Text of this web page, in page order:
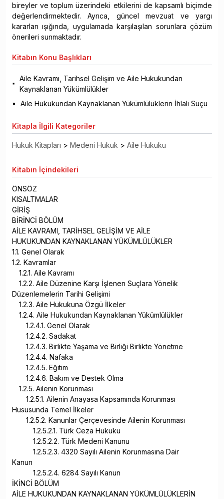
bireyler ve toplum üzerindeki etkilerini de kapsamlı biçimde
değerlendirmektedir. Ayrıca, güncel mevzuat ve yargı
kararları ışığında, uygulamada karşılaşılan sorunlara çözüm
önerileri sunmaktadır.
Kitabın Konu Başlıkları
Aile Kavramı, Tarihsel Gelişim ve Aile Hukukundan
Kaynaklanan Yükümlülükler
Aile Hukukundan Kaynaklanan Yükümlülüklerin İhlali Suçu
Kitapla İlgili Kategoriler
Hukuk Kitapları > Medeni Hukuk > Aile Hukuku
Kitabın İçindekileri
ÖNSÖZ
KISALTMALAR
GİRİŞ
BİRİNCİ BÖLÜM
AİLE KAVRAMI, TARİHSEL GELİŞİM VE AİLE
HUKUKUNDAN KAYNAKLANAN YÜKÜMLÜLÜKLER
1.1. Genel Olarak
1.2. Kavramlar
1.2.1. Aile Kavramı
1.2.2. Aile Düzenine Karşı İşlenen Suçlara Yönelik
Düzenlemelerin Tarihi Gelişimi
1.2.3. Aile Hukukuna Özgü İlkeler
1.2.4. Aile Hukukundan Kaynaklanan Yükümlülükler
1.2.4.1. Genel Olarak
1.2.4.2. Sadakat
1.2.4.3. Birlikte Yaşama ve Birliği Birlikte Yönetme
1.2.4.4. Nafaka
1.2.4.5. Eğitim
1.2.4.6. Bakım ve Destek Olma
1.2.5. Ailenin Korunması
1.2.5.1. Ailenin Anayasa Kapsamında Korunması
Hususunda Temel İlkeler
1.2.5.2. Kanunlar Çerçevesinde Ailenin Korunması
1.2.5.2.1. Türk Ceza Hukuku
1.2.5.2.2. Türk Medeni Kanunu
1.2.5.2.3. 4320 Sayılı Ailenin Korunmasına Dair
Kanun
1.2.5.2.4. 6284 Sayılı Kanun
İKİNCİ BÖLÜM
AİLE HUKUKUNDAN KAYNAKLANAN YÜKÜMLÜLÜKLERİN